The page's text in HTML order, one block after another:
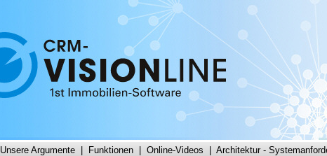
Unsere Argumente Funktionen Online-Videos Architektur -